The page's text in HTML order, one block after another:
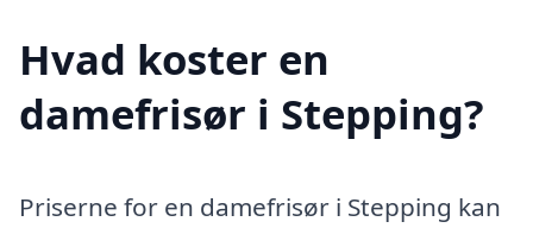
Hvad koster en
damefrisør i Stepping?
Priserne for en damefrisør i Stepping kan